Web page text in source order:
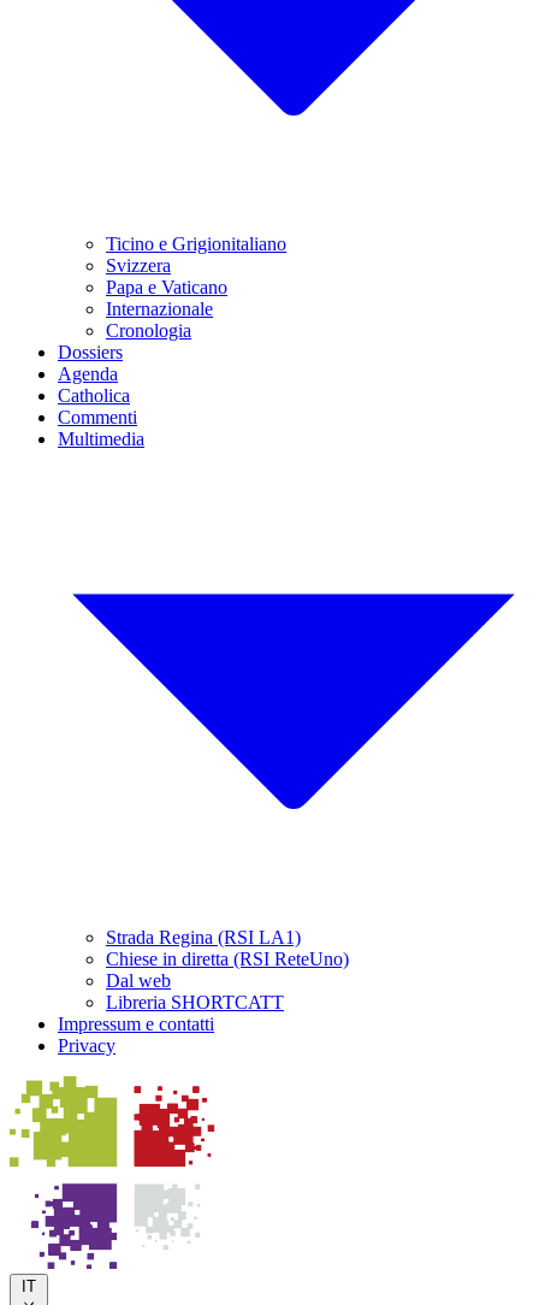
Ticino e Grigionitaliano
Svizzera
Papa e Vaticano
Internazionale
Cronologia
Dossiers
Agenda
Catholica
Commenti
Multimedia
Strada Regina (RSI LA1)
Chiese in diretta (RSI ReteUno)
Dal web
Libreria SHORTCATT
Impressum e contatti
Privacy
IT